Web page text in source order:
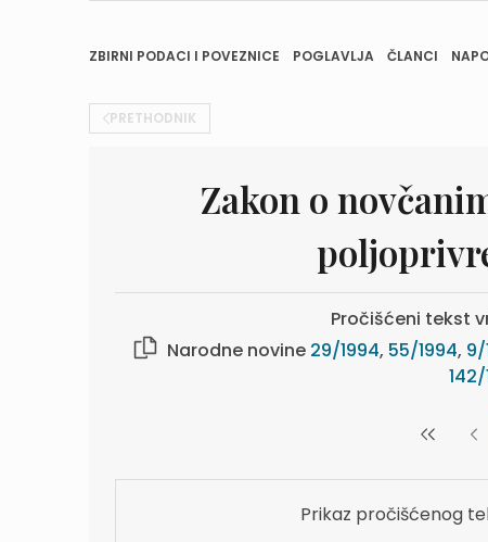
ZBIRNI PODACI I POVEZNICE POGLAVLJA ČLANCI
PRETHODNIK
Zakon o
Pročišćeni tekst
Narodne novine 29/1994, 55/1994, 9/
Prikaz pročišćenog